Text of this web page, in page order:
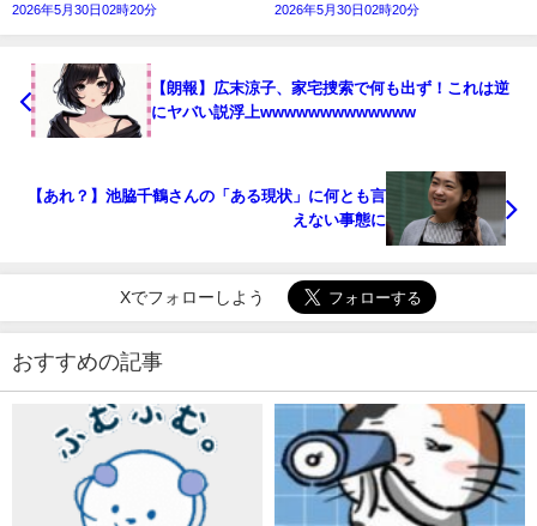
2026年5月30日02時20分 2026年5月30日02時20分
【朗報】広末涼子、家宅捜索で何も出ず！これは逆
にヤバい説浮上wwwwwwwwwwwww
【あれ？】池脇千鶴さんの「ある現状」に何とも言
えない事態に
Xでフォローしよう
おすすめの記事